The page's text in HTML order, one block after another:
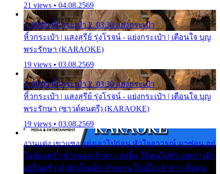
21 views • 04.08.2569
1. 00:00 หิ้วกระเป๋า 2. 03:30 แย่งกระเป๋า
หิ้วกระเป๋า | แสงสุรีย์ รุ่งโรจน์ - แย่งกระเป๋า | เตือนใจ บุญ
พระรักษา (KARAOKE)
19 views • 03.08.2569
1. 00:00 หิ้วกระเป๋า 2. 03:30 แย่งกระเป๋า
หิ้วกระเป๋า | แสงสุรีย์ รุ่งโรจน์ - แย่งกระเป๋า | เตือนใจ บุญ
พระรักษา (ซาวด์ดนตรี) (KARAOKE)
19 views • 03.08.2569
งานแต่ง เขาแซง แย่งเอาไปก่อน หัวใจอาวรณ์ มาซ่อน อยู่
ในห้องครัว ข้างนอกเจ้าสาว ส่งยิ้ม ให้คนไปทั่ว แต่เรา เฝ้า
อยู่ในครัว ทำตัวเป็นเด็ก ล้างจาน ในเมื่อ เจ้าสาว คือคน